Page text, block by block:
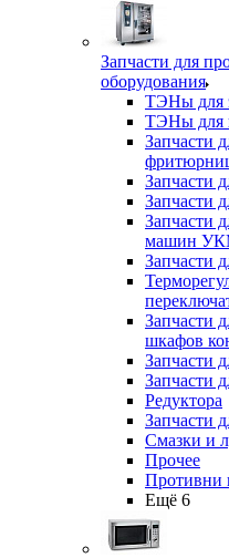
Запчасти для
оборудования
ТЭНы для
ТЭНы для
Запчасти
Запчасти
Запчасти
Запчасти
машин
Запчасти
Запчасти
шкафов
Запчасти
Запчасти
Редуктора
Запчасти
Смазки и
Прочее
Противни
Ещё 6